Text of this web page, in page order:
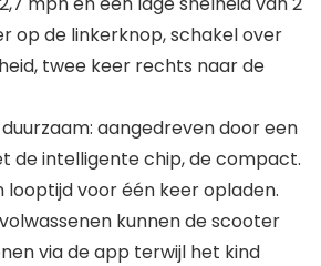
op de linkerknop, schakel over
twee keer rechts naar de
aangedreven door een
de intelligente chip, de compact.
looptijd voor één keer opladen.
kunnen de scooter
via de app terwijl het kind